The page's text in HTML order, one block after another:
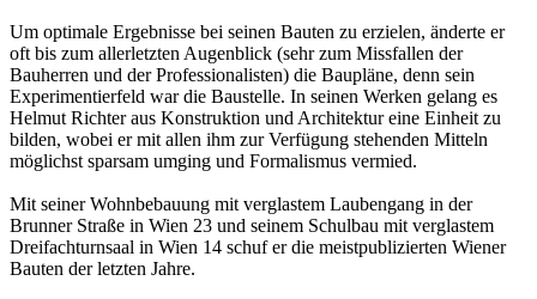
Um optimale Ergebnisse bei seinen Bauten zu erzielen, änderte er
oft bis zum allerletzten Augenblick (sehr zum Missfallen der
Bauherren und der Professionalisten) die Baupläne, denn sein
Experimentierfeld war die Baustelle. In seinen Werken gelang es
Helmut Richter aus Konstruktion und Architektur eine Einheit zu
bilden, wobei er mit allen ihm zur Verfügung stehenden Mitteln
möglichst sparsam umging und Formalismus vermied.
Mit seiner Wohnbebauung mit verglastem Laubengang in der
Brunner Straße in Wien 23 und seinem Schulbau mit verglastem
Dreifachturnsaal in Wien 14 schuf er die meistpublizierten Wiener
Bauten der letzten Jahre.